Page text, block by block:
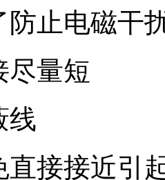
防止电磁干
尽量短
线
直接接近引